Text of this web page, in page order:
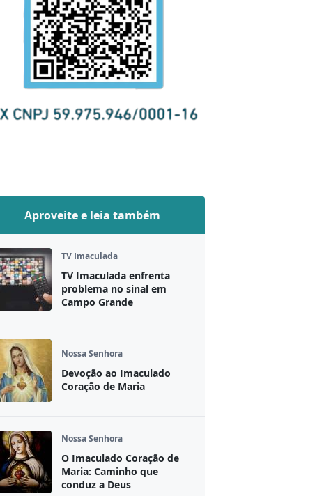
Aproveite e leia também
TV Imaculada
TV Imaculada enfrenta
problema no sinal em
Campo Grande
Nossa Senhora
Devoção ao Imaculado
Coração de Maria
Nossa Senhora
O Imaculado Coração de
Maria: Caminho que
conduz a Deus